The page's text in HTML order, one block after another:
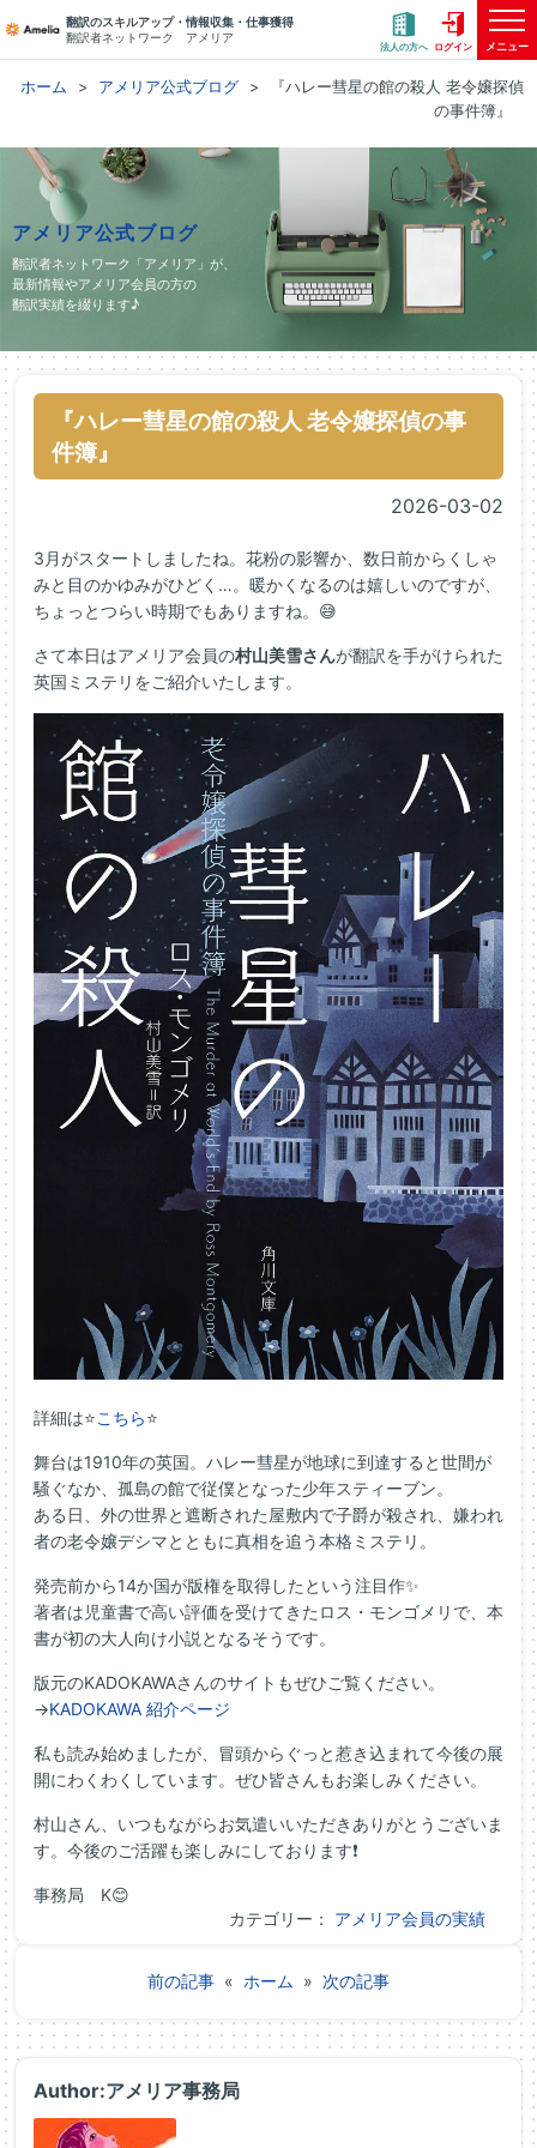
翻訳のスキルアップ・情報収集・仕事獲得
翻訳者ネットワーク アメリア
法人の方へ ログイン メニュー
ホーム アメリア公式ブログ
『ハレー彗星の館の殺人 老令嬢探偵
の事件簿』
アメリア公式ブログ
翻訳者ネットワーク「アメリア」が、
最新情報やアメリア会員の方の
翻訳実績を綴ります♪
『ハレー彗星の館の殺人 老令嬢探偵の事
件簿』
2026-03-02
3月がスタートしましたね。花粉の影響か、数日前からくしゃ
みと目のかゆみがひどく…。暖かくなるのは嬉しいのですが、
ちょっとつらい時期でもありますね。😅
さて本日はアメリア会員の村山美雪さんが翻訳を手がけられた
英国ミステリをご紹介いたします。
詳細は⭐こちら⭐
舞台は1910年の英国。ハレー彗星が地球に到達すると世間が
騒ぐなか、孤島の館で従僕となった少年スティーブン。
ある日、外の世界と遮断された屋敷内で子爵が殺され、嫌われ
者の老令嬢デシマとともに真相を追う本格ミステリ。
発売前から14か国が版権を取得したという注目作✨
著者は児童書で高い評価を受けてきたロス・モンゴメリで、本
書が初の大人向け小説となるそうです。
版元のKADOKAWAさんのサイトもぜひご覧ください。
→KADOKAWA 紹介ページ
私も読み始めましたが、冒頭からぐっと惹き込まれて今後の展
開にわくわくしています。ぜひ皆さんもお楽しみください。
村山さん、いつもながらお気遣いいただきありがとうございま
す。今後のご活躍も楽しみにしております❗
事務局 K😊
カテゴリー： アメリア会員の実績
前の記事 « ホーム » 次の記事
Author:アメリア事務局